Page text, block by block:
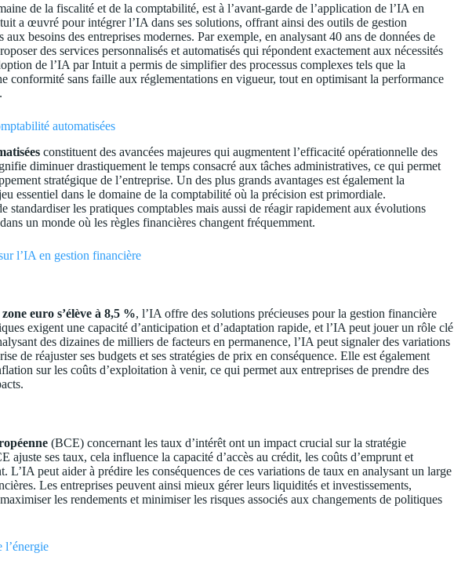
de la fiscalité et de la comptabilité, est à l’avant-garde de l’application de l’IA en
a œuvré pour intégrer l’IA dans ses solutions, offrant ainsi des outils de gestion
besoins des entreprises modernes. Par exemple, en analysant 40 ans de données de
des services personnalisés et automatisés qui répondent exactement aux nécessités
de l’IA par Intuit a permis de simplifier des processus complexes tels que la
conformité sans faille aux réglementations en vigueur, tout en optimisant la performance
automatisées
constituent des avancées majeures qui augmentent l’efficacité opérationnelle des
diminuer drastiquement le temps consacré aux tâches administratives, ce qui permet
stratégique de l’entreprise. Un des plus grands avantages est également la
essentiel dans le domaine de la comptabilité où la précision est primordiale.
standardiser les pratiques comptables mais aussi de réagir rapidement aux évolutions
un monde où les règles financières changent fréquemment.
l’IA en gestion financière
euro s’élève à 8,5 %, l’IA offre des solutions précieuses pour la gestion financière
exigent une capacité d’anticipation et d’adaptation rapide, et l’IA peut jouer un rôle clé
des dizaines de milliers de facteurs en permanence, l’IA peut signaler des variations
de réajuster ses budgets et ses stratégies de prix en conséquence. Elle est également
sur les coûts d’exploitation à venir, ce qui permet aux entreprises de prendre des
(BCE) concernant les taux d’intérêt ont un impact crucial sur la stratégie
ajuste ses taux, cela influence la capacité d’accès au crédit, les coûts d’emprunt et
L’IA peut aider à prédire les conséquences de ces variations de taux en analysant un large
Les entreprises peuvent ainsi mieux gérer leurs liquidités et investissements,
les rendements et minimiser les risques associés aux changements de politiques
l’énergie